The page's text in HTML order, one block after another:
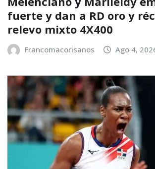
fuerte y dan a RD oro y
relevo mixto 4X400
Francomacorisanos Ago 4,